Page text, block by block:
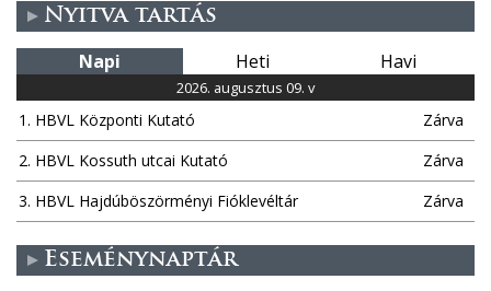
Nyitva tartás
Napi Heti Havi
2026. augusztus 09. v
1. HBVL Központi Kutató
Zárva
2. HBVL Kossuth utcai Kutató
Zárva
3. HBVL Hajdúböszörményi Fióklevéltár
Zárva
Eseménynaptár